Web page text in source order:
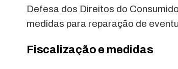
Defesa dos Direitos do
medidas para reparação de
Fiscalização e medidas